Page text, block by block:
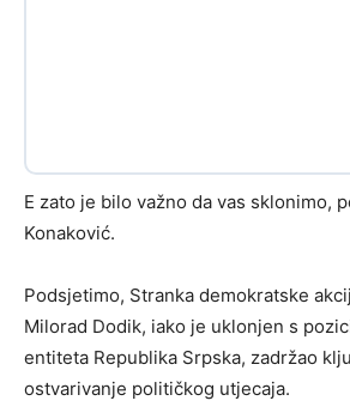
E zato je bilo važno da vas sklonimo,
Konaković.
Podsjetimo, Stranka demokratske
Milorad Dodik, iako je uklonjen s
entiteta Republika Srpska, zadržao
ostvarivanje političkog utjecaja.